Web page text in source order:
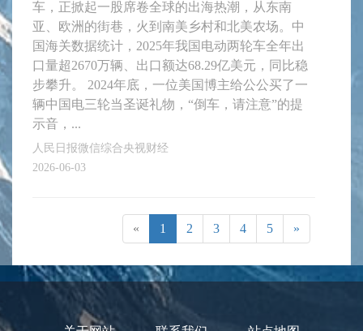
车，正掀起一股席卷全球的出海热潮，从东南
亚、欧洲的街巷，火到南美乡村和北美农场。中
国海关数据统计，2025年我国电动两轮车全年出
口量超2670万辆、出口额达68.29亿美元，同比稳
步攀升。 2024年底，一位美国博主给公公买了一
辆中国电三轮当圣诞礼物，“倒车，请注意”的提
示音，...
人民日报微信综合央视财经
2026-06-03
« 1 2 3 4 5 »